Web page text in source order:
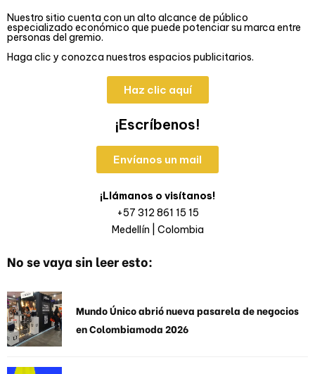
Nuestro sitio cuenta con un alto alcance de público
especializado económico que puede potenciar su marca entre
personas del gremio.
Haga clic y conozca nuestros espacios publicitarios.
Haz clic aquí
¡Escríbenos!
Envíanos un mail
¡Llámanos o visítanos!
+57 312 861 15 15
Medellín | Colombia
No se vaya sin leer esto:
Mundo Único abrió nueva pasarela de negocios
en Colombiamoda 2026